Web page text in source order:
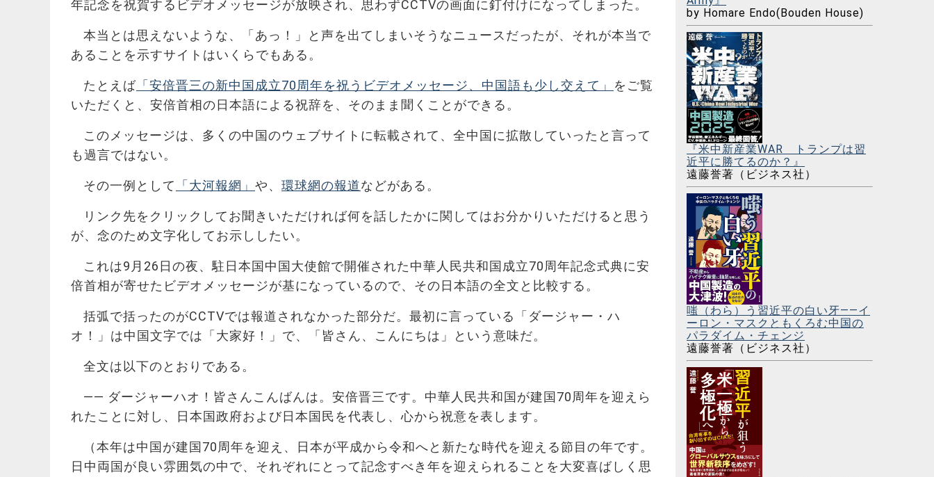
年記念を祝賀するビデオメッセージが放映され、思わずCCTVの画面に釘付けになってしまった。
本当とは思えないような、「あっ！」と声を出てしまいそうなニュースだったが、それが本当で
あることを示すサイトはいくらでもある。
たとえば 「安倍晋三の新中国成立70周年を祝うビデオメッセージ、中国語も少し交えて」 をご覧
いただくと、安倍首相の日本語による祝辞を、そのまま聞くことができる。
このメッセージは、多くの中国のウェブサイトに転載されて、全中国に拡散していったと言って
も過言ではない。
その一例として 「大河報網」 や、 環球網の報道などがある。
リンク先をクリックしてお聞きいただければ何を話したかに関してはお分かりいただけると思う
が、念のため文字化してお示ししたい。
これは9月26日の夜、駐日本国中国大使館で開催された中華人民共和国成立70周年記念式典に安
倍首相が寄せたビデオメッセージが基になっているので、その日本語の全文と比較する。
括弧で括ったのがCCTVでは報道されなかった部分だ。最初に言っている「ダージャー・ハ
オ！」は中国文字では「大家好！」で、「皆さん、こんにちは」という意味だ。
全文は以下のとおりである。
―― ダージャーハオ！皆さんこんばんは。安倍晋三です。中華人民共和国が建国70周年を迎えら
れたことに対し、日本国政府および日本国民を代表し、心から祝意を表します。
（本年は中国が建国70周年を迎え、日本が平成から令和へと新たな時代を迎える節目の年です。
日中両国が良い雰囲気の中で、それぞれにとって記念すべき年を迎えられることを大変喜ばしく思
by Homare Endo(Bouden House)
『米中新産業WAR トランプは習
近平に勝てるのか？』
遠藤誉著（ビジネス社）
嗤（わら）う習近平の白い牙――イ
ーロン・マスクともくろむ中国の
パラダイム・チェンジ
遠藤誉著（ビジネス社）